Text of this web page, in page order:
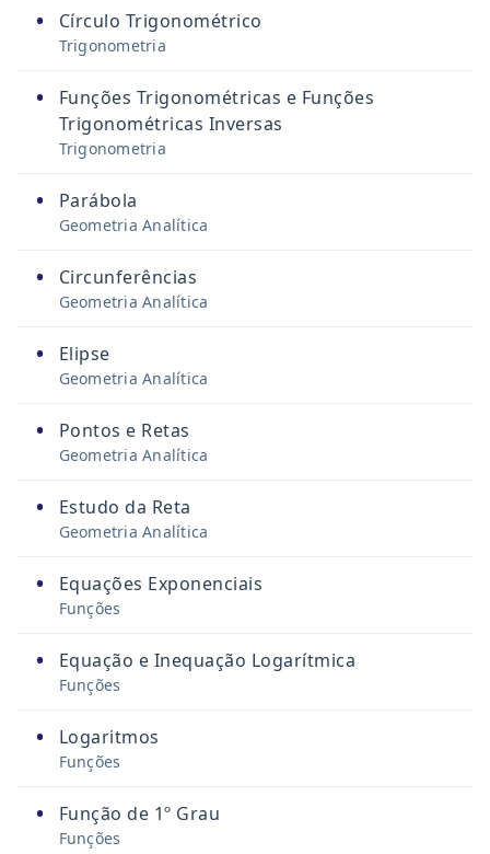
• Círculo Trigonométrico
Trigonometria
•
Funções Trigonométricas e Funções
Trigonométricas Inversas
Trigonometria
• Parábola
Geometria Analítica
• Circunferências
Geometria Analítica
• Elipse
Geometria Analítica
• Pontos e Retas
Geometria Analítica
• Estudo da Reta
Geometria Analítica
• Equações Exponenciais
Funções
• Equação e Inequação Logarítmica
Funções
• Logaritmos
Funções
• Função de 1º Grau
Funções